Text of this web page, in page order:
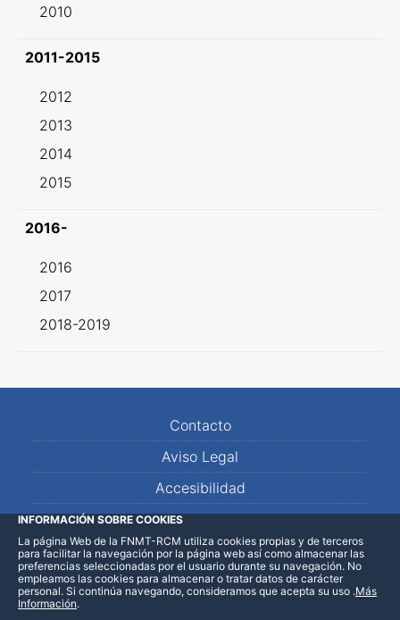
2010
2011-2015
2012
2013
2014
2015
2016-
2016
2017
2018-2019
Contacto
Aviso Legal
Accesibilidad
Mapa Web
INFORMACIÓN SOBRE COOKIES
La página Web de la FNMT-RCM utiliza cookies propias y de terceros
para facilitar la navegación por la página web así como almacenar las
preferencias seleccionadas por el usuario durante su navegación. No
empleamos las cookies para almacenar o tratar datos de carácter
personal. Si continúa navegando, consideramos que acepta su uso .Más
Información.